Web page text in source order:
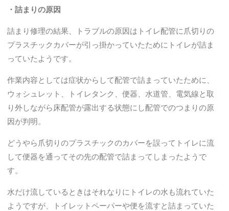
・詰まりの原因
詰まり修理の結果、トラブルの原因はトイレ配管に爪切りの
プラスチックカバーが引っ掛かっていたためにトイレが詰ま
っていたようです。
作業内容としては症状からして配管で詰まっていたために、
ウォシュレット、トイレタンク、便器、水道管、電気線と取
り外しながら床配管が露出する状態にし配管でのつまりの原
因が判明。
どうやら爪切りのプラスチックのカバーを誤ってトイレに流
して便器を通ってその先の配管で詰まってしまったようで
す。
水だけ流しているときはそれなりにトイレの水も流れていた
ようですが、トイレットペーパーや便を流すと詰まっていた